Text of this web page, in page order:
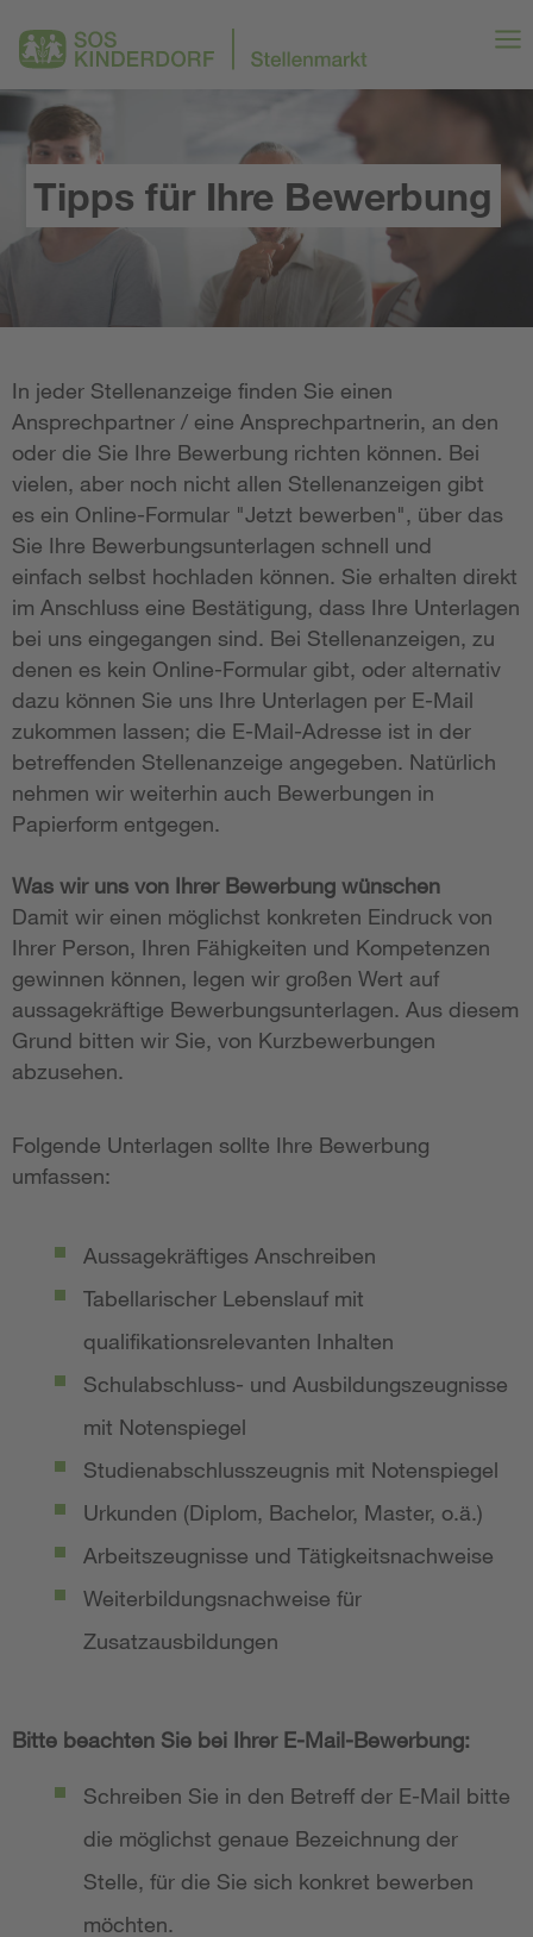
Tipps für Ihre Bewerbung
In jeder Stellenanzeige finden Sie einen
Ansprechpartner / eine Ansprechpartnerin, an den
oder die Sie Ihre Bewerbung richten können. Bei
vielen, aber noch nicht allen Stellenanzeigen gibt
es ein Online-Formular "Jetzt bewerben", über das
Sie Ihre Bewerbungsunterlagen schnell und
einfach selbst hochladen können. Sie erhalten direkt
im Anschluss eine Bestätigung, dass Ihre Unterlagen
bei uns eingegangen sind. Bei Stellenanzeigen, zu
denen es kein Online-Formular gibt, oder alternativ
dazu können Sie uns Ihre Unterlagen per E-Mail
zukommen lassen; die E-Mail-Adresse ist in der
betreffenden Stellenanzeige angegeben. Natürlich
nehmen wir weiterhin auch Bewerbungen in
Papierform entgegen.
Was wir uns von Ihrer Bewerbung wünschen
Damit wir einen möglichst konkreten Eindruck von
Ihrer Person, Ihren Fähigkeiten und Kompetenzen
gewinnen können, legen wir großen Wert auf
aussagekräftige Bewerbungsunterlagen. Aus diesem
Grund bitten wir Sie, von Kurzbewerbungen
abzusehen.
Folgende Unterlagen sollte Ihre Bewerbung
umfassen:
Aussagekräftiges Anschreiben
Tabellarischer Lebenslauf mit
qualifikationsrelevanten Inhalten
Schulabschluss- und Ausbildungszeugnisse
mit Notenspiegel
Studienabschlusszeugnis mit Notenspiegel
Urkunden (Diplom, Bachelor, Master, o.ä.)
Arbeitszeugnisse und Tätigkeitsnachweise
Weiterbildungsnachweise für
Zusatzausbildungen
Bitte beachten Sie bei Ihrer E-Mail-Bewerbung:
Schreiben Sie in den Betreff der E-Mail bitte
die möglichst genaue Bezeichnung der
Stelle, für die Sie sich konkret bewerben
möchten.